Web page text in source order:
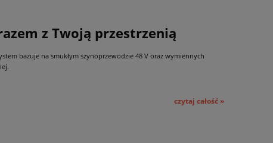
z Twoją przestrzenią
bazuje na smukłym szynoprzewodzie 48 V oraz wymiennych
czytaj całość »